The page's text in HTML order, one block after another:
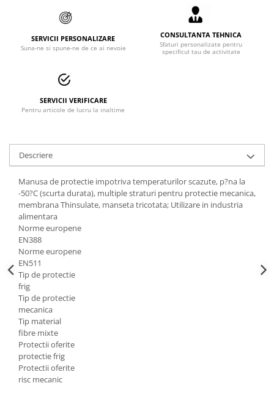
Lucru la Inaltime
Accesorii alpinism utilitar
Centuri
Opritoare de cadere
Puncte de ancorare
Sisteme de acces in canale
Incaltaminte
Pantofi de protectie
Sandale de protectie
Bocanci de protectie
Accesorii
Cizme de protectie
Incaltaminte alba de protectie
Incaltaminte ESD
SERVICII PERSONALIZARE
Suna-ne si spune-ne de ce ai nevoie
CONSULTANTA TEHNICA
Sfaturi personalizate pentru
specificul tau de activitate
SERVICII VERIFICARE
Pentru articole de lucru la inaltime
Descriere
Manusa de protectie impotriva temperaturilor scazute, p?na la
-50?C (scurta durata), multiple straturi pentru protectie mecanica,
membrana Thinsulate, manseta tricotata; Utilizare in industria
alimentara
Norme europene
EN388
Norme europene
EN511
Tip de protectie
frig
Tip de protectie
mecanica
Tip material
fibre mixte
Protectii oferite
protectie frig
Protectii oferite
risc mecanic